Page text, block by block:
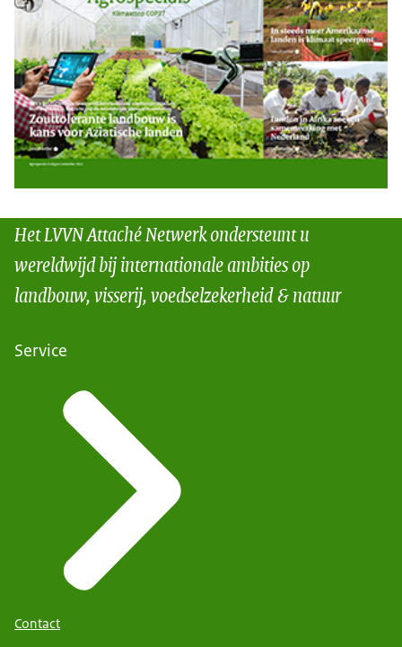
Het LVVN Attaché Netwerk ondersteunt u
wereldwijd bij internationale ambities op
landbouw, visserij, voedselzekerheid & natuur
Service
Contact